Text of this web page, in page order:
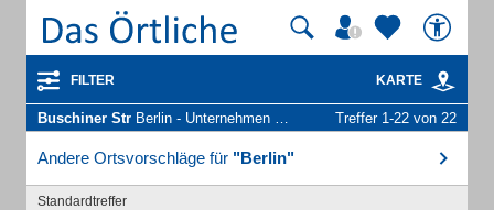
FILTER KARTE
Buschiner Str Berlin - Unternehmen und Personen Treffer 1-22 von 22
Andere Ortsvorschläge für "Berlin"
Standardtreffer